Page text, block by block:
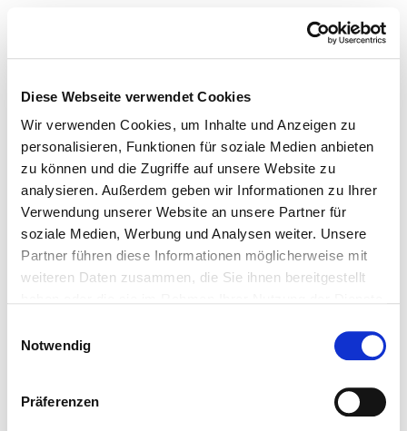
Diese Webseite verwendet Cookies
Wir verwenden Cookies, um Inhalte und Anzeigen zu
personalisieren, Funktionen für soziale Medien anbieten
zu können und die Zugriffe auf unsere Website zu
analysieren. Außerdem geben wir Informationen zu Ihrer
Verwendung unserer Website an unsere Partner für
soziale Medien, Werbung und Analysen weiter. Unsere
Partner führen diese Informationen möglicherweise mit
weiteren Daten zusammen, die Sie ihnen bereitgestellt
Notwendig
Präferenzen